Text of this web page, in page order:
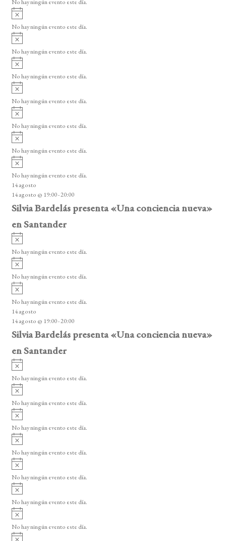
o
s
i
o
No hay ningún evento este día.
A
v
i
o
No hay ningún evento este día.
A
v
i
o
No hay ningún evento este día.
A
v
i
o
No hay ningún evento este día.
A
v
i
o
No hay ningún evento este día.
A
v
i
o
No hay ningún evento este día.
A
v
i
o
No hay ningún evento este día.
A
v
i
s
o
No hay ningún evento este día.
14 agosto
14 agosto @ 19:00-20:00
Silvia Bardelás presenta «Una conciencia nueva»
en Santander
A
v
i
o
No hay ningún evento este día.
A
v
i
o
No hay ningún evento este día.
A
v
i
s
o
No hay ningún evento este día.
14 agosto
14 agosto @ 19:00-20:00
Silvia Bardelás presenta «Una conciencia nueva»
en Santander
A
v
i
o
No hay ningún evento este día.
A
v
i
o
No hay ningún evento este día.
A
v
i
o
No hay ningún evento este día.
A
v
i
o
No hay ningún evento este día.
A
v
i
o
No hay ningún evento este día.
A
v
i
o
No hay ningún evento este día.
A
v
i
No hay ningún evento este día.
A